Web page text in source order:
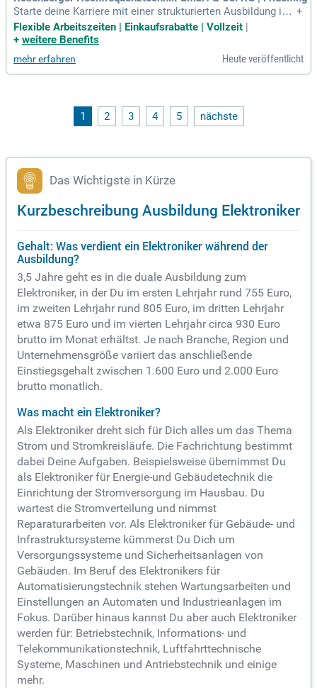
Starte deine Karriere mit einer strukturierten Ausbildung in e
inem internationalen Familienunternehmen! In 3,5 Jahren erl
ernst du verschiedene Fachbereiche, darunter Maschinenent
en Mittelschulabschluss und solltest eine Leidenschaft für i
ntelligente Technik mitbringen. Neben attraktivem Ausbildu
gezielte Prüfungsvorbereitung sichert dir den bestmöglichen
Start ins Berufsleben. Profitiere von hervorragenden Überna
+
Flexible Arbeitszeiten | Einkaufsrabatte | Vollzeit |
+ weitere Benefits
mehr erfahren Heute veröffentlicht
1 2 3 4 5 nächste
Das Wichtigste in Kürze
Kurzbeschreibung Ausbildung Elektroniker
Gehalt: Was verdient ein Elektroniker während der
Ausbildung?
3,5 Jahre geht es in die duale Ausbildung zum
Elektroniker, in der Du im ersten Lehrjahr rund 755 Euro,
im zweiten Lehrjahr rund 805 Euro, im dritten Lehrjahr
etwa 875 Euro und im vierten Lehrjahr circa 930 Euro
brutto im Monat erhältst. Je nach Branche, Region und
Unternehmensgröße variiert das anschließende
Einstiegsgehalt zwischen 1.600 Euro und 2.000 Euro
brutto monatlich.
Was macht ein Elektroniker?
Als Elektroniker dreht sich für Dich alles um das Thema
Strom und Stromkreisläufe. Die Fachrichtung bestimmt
dabei Deine Aufgaben. Beispielsweise übernimmst Du
als Elektroniker für Energie-und Gebäudetechnik die
Einrichtung der Stromversorgung im Hausbau. Du
wartest die Stromverteilung und nimmst
Reparaturarbeiten vor. Als Elektroniker für Gebäude- und
Infrastruktursysteme kümmerst Du Dich um
Versorgungssysteme und Sicherheitsanlagen von
Gebäuden. Im Beruf des Elektronikers für
Automatisierungstechnik stehen Wartungsarbeiten und
Einstellungen an Automaten und Industrieanlagen im
Fokus. Darüber hinaus kannst Du aber auch Elektroniker
werden für: Betriebstechnik, Informations- und
Telekommunikationstechnik, Luftfahrttechnische
Systeme, Maschinen und Antriebstechnik und einige
mehr.